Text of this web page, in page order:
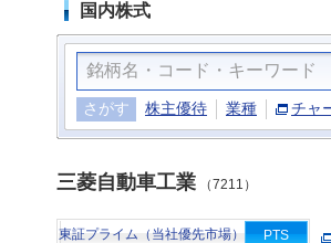
国内株式
さがす 株主優待 業種 チャ
三菱自動車工業 （7211）
東証プライム（当社優先市場） PTS